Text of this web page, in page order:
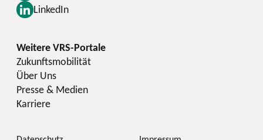
LinkedIn
Zukunftsmobilität
Über Uns
Presse & Medien
Karriere